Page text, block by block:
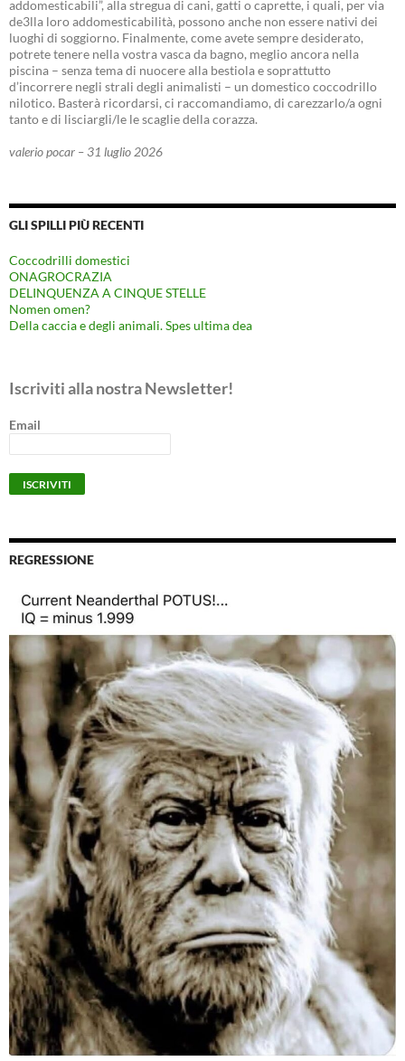
addomesticabili”, alla stregua di cani, gatti o caprette, i quali, per via
de3lla loro addomesticabilità, possono anche non essere nativi dei
luoghi di soggiorno. Finalmente, come avete sempre desiderato,
potrete tenere nella vostra vasca da bagno, meglio ancora nella
piscina – senza tema di nuocere alla bestiola e soprattutto
d’incorrere negli strali degli animalisti – un domestico coccodrillo
nilotico. Basterà ricordarsi, ci raccomandiamo, di carezzarlo/a ogni
tanto e di lisciargli/le le scaglie della corazza.
valerio pocar – 31 luglio 2026
GLI SPILLI PIÙ RECENTI
Coccodrilli domestici
ONAGROCRAZIA
DELINQUENZA A CINQUE STELLE
Nomen omen?
Della caccia e degli animali. Spes ultima dea
Iscriviti alla nostra Newsletter!
Email
REGRESSIONE